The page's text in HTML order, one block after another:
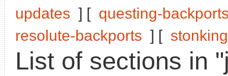
updates ] [ questing-
resolute-backports ] [ stonking
List of sections in